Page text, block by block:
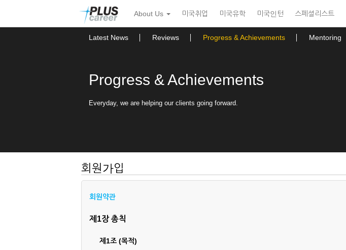
뉴
토
About Us 미국취업 미국유학 미국인턴 스페셜리스트
Latest News Reviews Progress & Achievements Mentoring
Progress & Achievements
Everyday, we are helping our clients going forward.
회원가입
회원약관
제1장 총칙
제1조 (목적)